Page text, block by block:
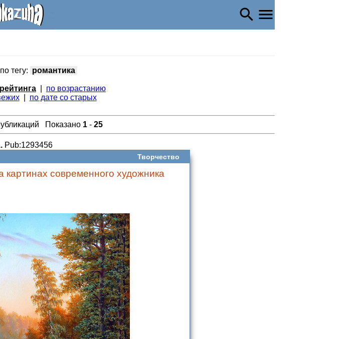
тегу: романтика
по возрастанию
| по дате со старых
Показано 1 - 25
Pub:1293456
Творчество
современного художника